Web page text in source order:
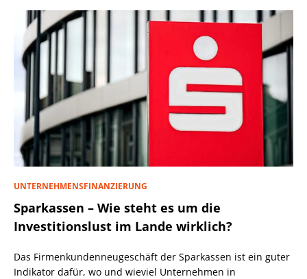
UNTERNEHMENSFINANZIERUNG
Sparkassen – Wie steht es um die
Investitionslust im Lande wirklich?
Das Firmenkundenneugeschäft der Sparkassen ist ein guter
Indikator dafür, wo und wieviel Unternehmen in